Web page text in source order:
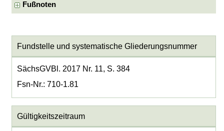
Fußnoten
Fundstelle und systematische Gliederungsnummer
SächsGVBl. 2017 Nr. 11, S. 384
Fsn-Nr.: 710-1.81
Gültigkeitszeitraum